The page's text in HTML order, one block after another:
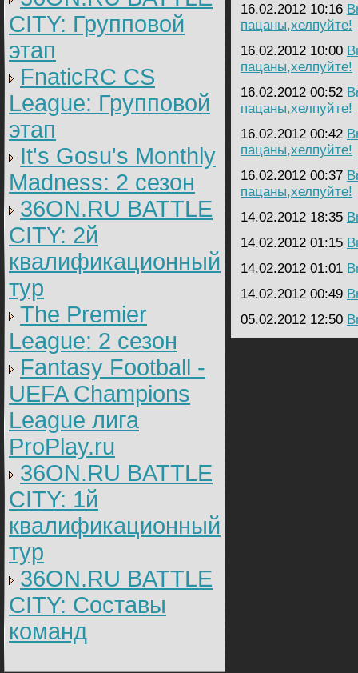
CITY: Групповой
этап
FnaticRC CS
League: Групповой
этап
It's Gosu's Monthly
Madness: 2 сезон
36ON.RU BATTLE
CITY: 2й
квалификационный
тур
The Premier
League: 2 cезон
Fantasy Football -
UEFA Champions
League лига
ProPlay.ru
36ON.RU BATTLE
CITY: 1й
квалификационный
тур
36ON.RU BATTLE
CITY: Составы
команд
16.02.2012 10:16
пацаны,хелпуйте!
16.02.2012 10:00
пацаны,хелпуйте!
16.02.2012 00:52
пацаны,хелпуйте!
16.02.2012 00:42
пацаны,хелпуйте!
16.02.2012 00:37
пацаны,хелпуйте!
14.02.2012 18:35
14.02.2012 01:15
14.02.2012 01:01
14.02.2012 00:49
05.02.2012 12:50